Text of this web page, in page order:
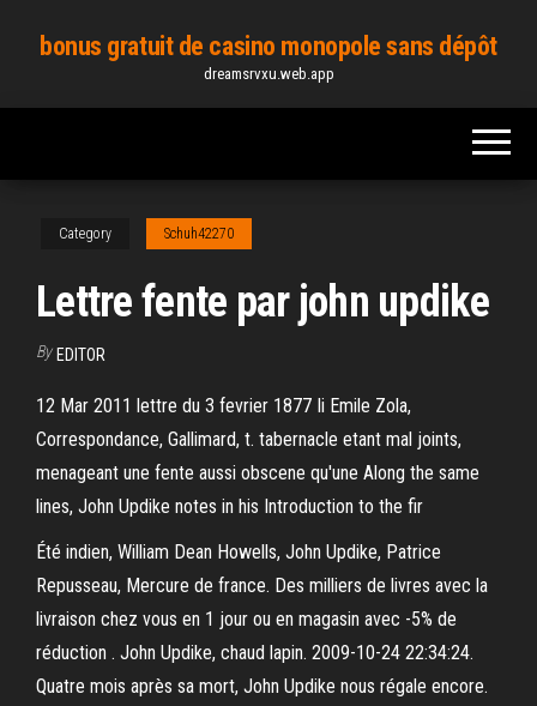
content
bonus gratuit de casino monopole sans dépôt
dreamsrvxu.web.app
Category Schuh42270
Lettre fente par john updike
By EDITOR
12 Mar 2011 lettre du 3 fevrier 1877 Ii Emile Zola,
Correspondance, Gallimard, t. tabernacle etant mal joints,
menageant une fente aussi obscene qu'une Along the same
lines, John Updike notes in his Introduction to the fir
Été indien, William Dean Howells, John Updike, Patrice
Repusseau, Mercure de france. Des milliers de livres avec la
livraison chez vous en 1 jour ou en magasin avec -5% de
réduction . John Updike, chaud lapin. 2009-10-24 22:34:24.
Quatre mois après sa mort, John Updike nous régale encore.